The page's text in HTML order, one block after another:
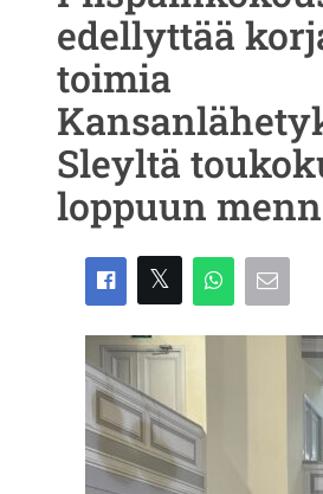
edellyttää
toimia
Sleyltä
loppuun